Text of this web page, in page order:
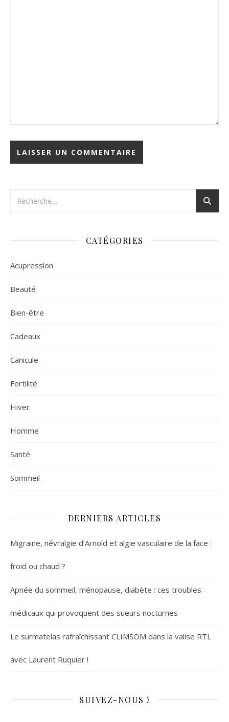
CATÉGORIES
Acupression
Beauté
Bien-être
Cadeaux
Canicule
Fertilité
Hiver
Homme
Santé
Sommeil
DERNIERS ARTICLES
Migraine, névralgie d’Arnold et algie vasculaire de la face :
froid ou chaud ?
Apnée du sommeil, ménopause, diabète : ces troubles
médicaux qui provoquent des sueurs nocturnes
Le surmatelas rafraîchissant CLIMSOM dans la valise RTL
avec Laurent Ruquier !
SUIVEZ-NOUS !